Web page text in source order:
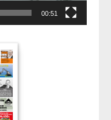
00:51